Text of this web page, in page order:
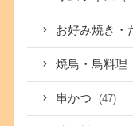
お好み焼き・
焼鳥・鳥料理
串かつ (47)